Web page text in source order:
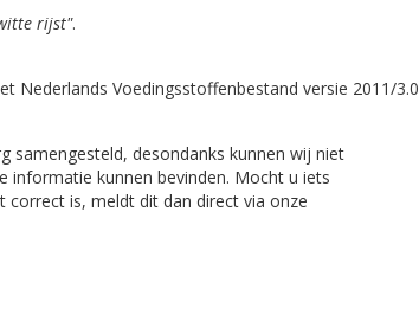
rijst".
Nederlands Voedingsstoffenbestand versie 2011/3.0
desondanks kunnen wij niet
informatie kunnen bevinden. Mocht u iets
is, meldt dit dan direct via onze